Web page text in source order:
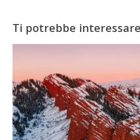
Ti potrebbe